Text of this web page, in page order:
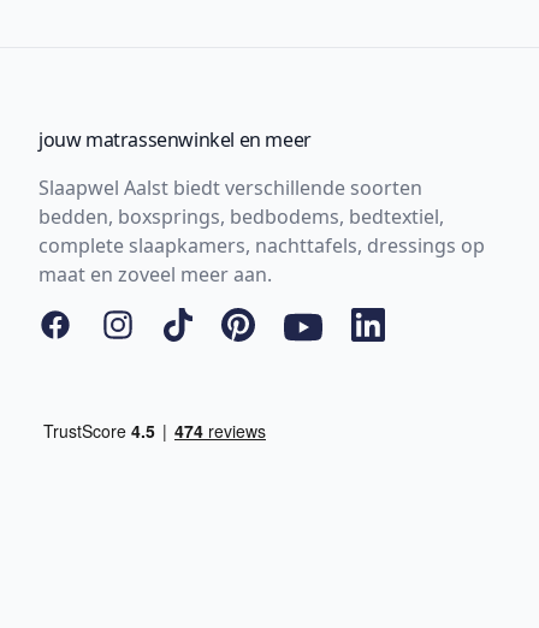
jouw matrassenwinkel en meer
Slaapwel Aalst biedt verschillende soorten
bedden, boxsprings, bedbodems, bedtextiel,
complete slaapkamers, nachttafels, dressings op
maat en zoveel meer aan.
FacebookInstagram
Tiktok PinterestYouTubeLinkedIn